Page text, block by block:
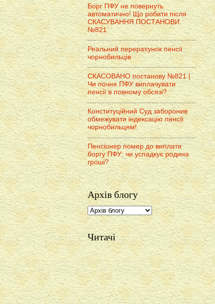
Борг ПФУ не повернуть
автоматично! Що робити після
СКАСУВАННЯ ПОСТАНОВИ
№821
Реальний перерахунок пенсії
чорнобильців
СКАСОВАНО постанову №821 |
Чи почне ПФУ виплачувати
пенсії в повному обсязі?
Конституційний Суд заборонив
обмежувати індексацію пенсії
чорнобильцям!
Пенсіонер помер до виплати
боргу ПФУ: чи успадкує родина
гроші?
Архів блогу
Читачі